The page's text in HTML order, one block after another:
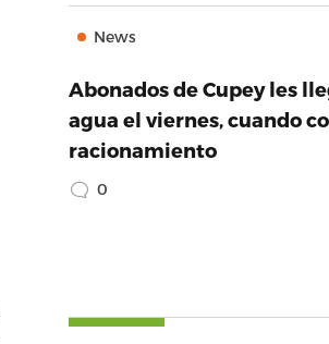
News
Abonados de Cupey les
agua el viernes, cuando
racionamiento
0